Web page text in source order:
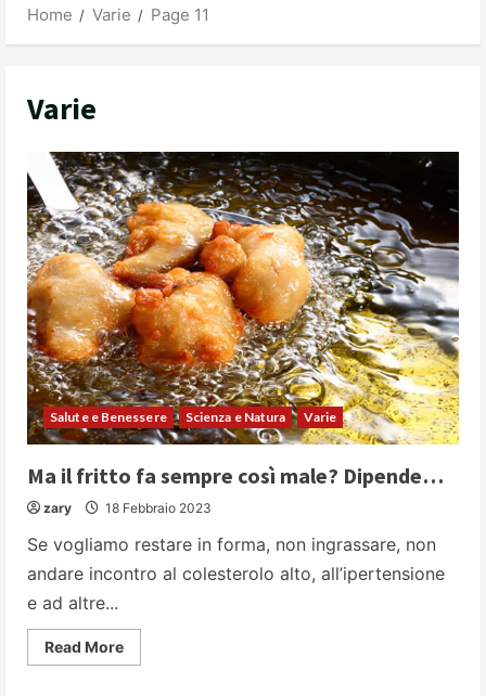
Home Varie Page 11
Varie
Salute e Benessere Scienza e Natura Varie
Ma il fritto fa sempre così male? Dipende…
zary 18 Febbraio 2023
Se vogliamo restare in forma, non ingrassare, non
andare incontro al colesterolo alto, all’ipertensione
e ad altre...
Read MoreRead
more